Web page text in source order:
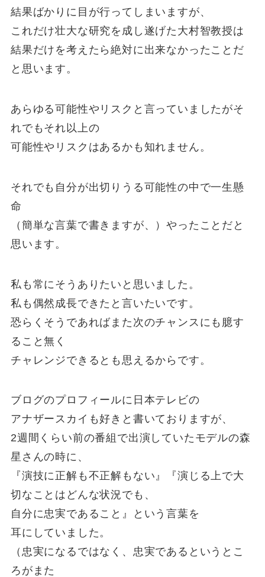
結果ばかりに目が行ってしまいますが、
これだけ壮大な研究を成し遂げた大村智教授は
結果だけを考えたら絶対に出来なかったことだ
と思います。
あらゆる可能性やリスクと言っていましたがそ
れでもそれ以上の
可能性やリスクはあるかも知れません。
それでも自分が出切りうる可能性の中で一生懸
命
（簡単な言葉で書きますが、）やったことだと
思います。
私も常にそうありたいと思いました。
私も偶然成長できたと言いたいです。
恐らくそうであればまた次のチャンスにも臆す
ること無く
チャレンジできるとも思えるからです。
ブログのプロフィールに日本テレビの
アナザースカイも好きと書いておりますが、
2週間くらい前の番組で出演していたモデルの森
星さんの時に、
『演技に正解も不正解もない』『演じる上で大
切なことはどんな状況でも、
自分に忠実であること』という言葉を
耳にしていました。
（忠実になるではなく、忠実であるというとこ
ろがまた